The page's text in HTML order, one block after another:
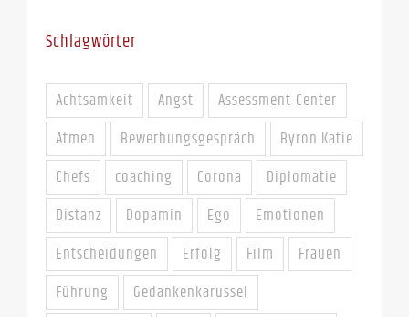
Schlagwörter
Achtsamkeit Angst
Assessment-Center
Atmen
Bewerbungsgespräch
Byron Katie
Chefs
coaching Corona
Diplomatie
Distanz
Dopamin Ego
Emotionen
Entscheidungen
Erfolg Film
Frauen
Führung
Gedankenkarussel